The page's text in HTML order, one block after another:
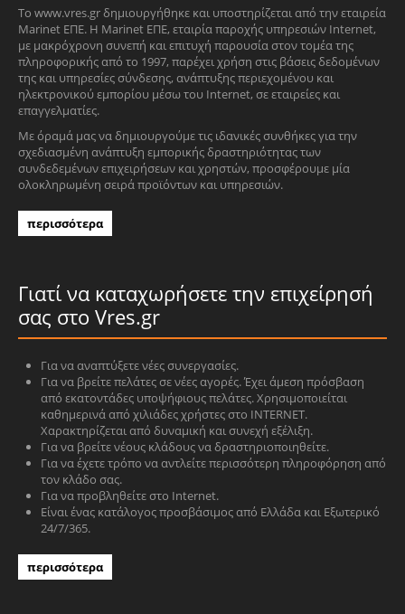
Το www.vres.gr δημιουργήθηκε και υποστηρίζεται από την εταιρεία
Marinet ΕΠΕ. Η Marinet ΕΠΕ, εταιρία παροχής υπηρεσιών Internet,
με μακρόχρονη συνεπή και επιτυχή παρουσία στον τομέα της
πληροφορικής από το 1997, παρέχει χρήση στις βάσεις δεδομένων
της και υπηρεσίες σύνδεσης, ανάπτυξης περιεχομένου και
ηλεκτρονικού εμπορίου μέσω του Internet, σε εταιρείες και
επαγγελματίες.
Με όραμά μας να δημιουργούμε τις ιδανικές συνθήκες για την
σχεδιασμένη ανάπτυξη εμπορικής δραστηριότητας των
συνδεδεμένων επιχειρήσεων και χρηστών, προσφέρουμε μία
ολοκληρωμένη σειρά προϊόντων και υπηρεσιών.
περισσότερα
Γιατί να καταχωρήσετε την επιχείρησή
σας στο Vres.gr
Για να αναπτύξετε νέες συνεργασίες.
Για να βρείτε πελάτες σε νέες αγορές. Έχει άμεση πρόσβαση
από εκατοντάδες υποψήφιους πελάτες. Χρησιμοποιείται
καθημερινά από χιλιάδες χρήστες στο INTERNET.
Χαρακτηρίζεται από δυναμική και συνεχή εξέλιξη.
Για να βρείτε νέους κλάδους να δραστηριοποιηθείτε.
Για να έχετε τρόπο να αντλείτε περισσότερη πληροφόρηση από
τον κλάδο σας.
Για να προβληθείτε στο Internet.
Είναι ένας κατάλογος προσβάσιμος από Ελλάδα και Εξωτερικό
24/7/365.
περισσότερα